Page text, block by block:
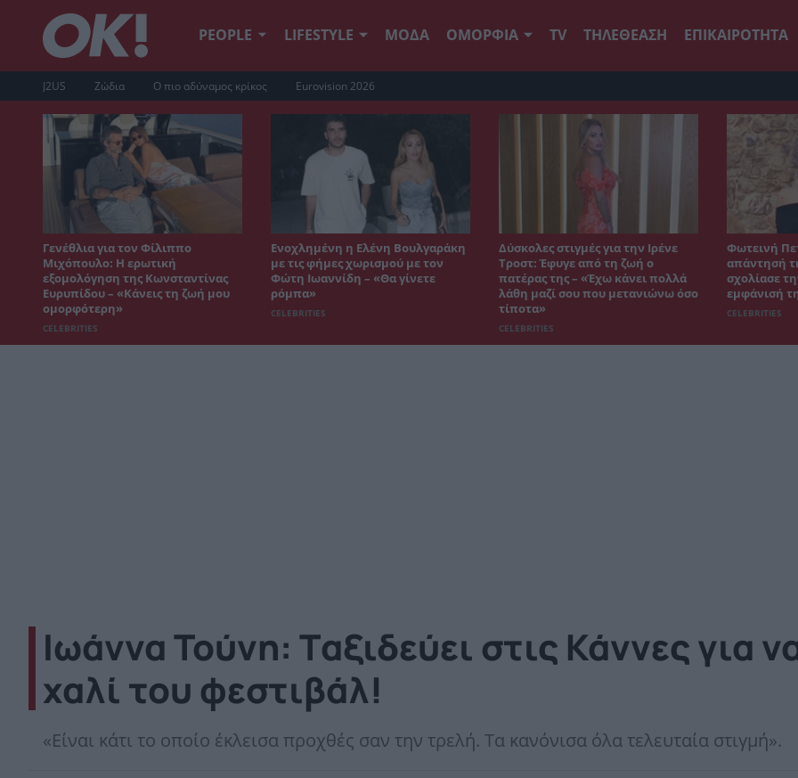
PEOPLE LIFESTYLE ΜΟΔΑ ΟΜΟΡΦΙΑ TV ΤΗΛΕΘΕΑΣΗ ΕΠΙΚΑΙΡΟΤΗΤΑ
J2US Ζώδια Ο πιο αδύναμος κρίκος Eurovision 2026
Γενέθλια για τον Φίλιππο
Μιχόπουλο: Η ερωτική
εξομολόγηση της Κωνσταντίνας
Ευρυπίδου – «Κάνεις τη ζωή μου
ομορφότερη»
CELEBRITIES
Ενοχλημένη η Ελένη Βουλγαράκη
με τις φήμες χωρισμού με τον
Φώτη Ιωαννίδη – «Θα γίνετε
ρόμπα»
CELEBRITIES
Δύσκολες στιγμές για την Ιρένε
Τροστ: Έφυγε από τη ζωή ο
πατέρας της – «Έχω κάνει πολλά
λάθη μαζί σου που μετανιώνω όσο
τίποτα»
CELEBRITIES
Φωτεινή
απάντησή
σχολίασε
εμφάνισή
CELEBRITIES
Ιωάννα Τούνη: Tαξιδεύει στις Κάννες για
χαλί του φεστιβάλ!
«Είναι κάτι το οποίο έκλεισα προχθές σαν την τρελή. Τα κανόνισα όλα τελευταία στιγμή».